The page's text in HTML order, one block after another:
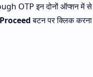
OTP इन दोनों ऑप्शन में से
बटन पर क्लिक